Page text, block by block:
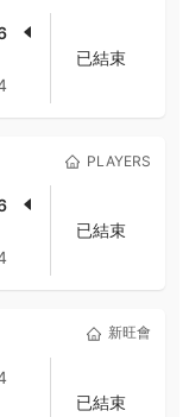
已結束
PLAYERS
已結束
新旺會
已結束